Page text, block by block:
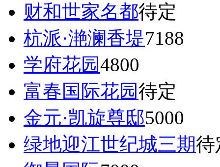
财和世家名都待定
杭派·滟澜香堤7188
学府花园4800
富春国际花园待定
金元·凯旋尊邸5000
绿地迎江世纪城三期待